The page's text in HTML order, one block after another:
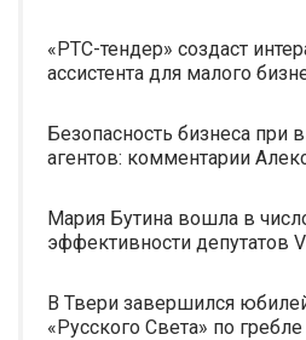
«РТС-тендер» создаст
ассистента для малого
Безопасность бизнеса при
агентов: комментарии
Мария Бутина вошла в
эффективности депутатов
В Твери завершился
«Русского Света» по